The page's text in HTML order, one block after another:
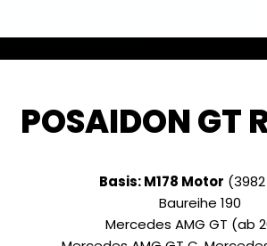
POSAIDON GT
Basis: M178 Motor
Baureihe 190
Mercedes AMG GT (ab